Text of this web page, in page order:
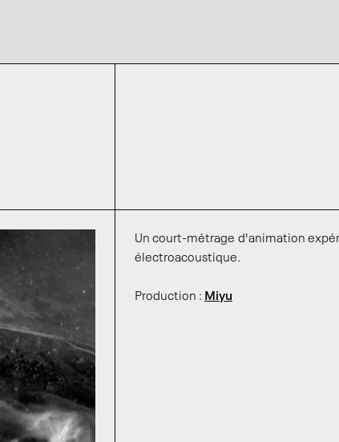
Un court-métrage d'animation
électroacoustique.
Production : Miyu